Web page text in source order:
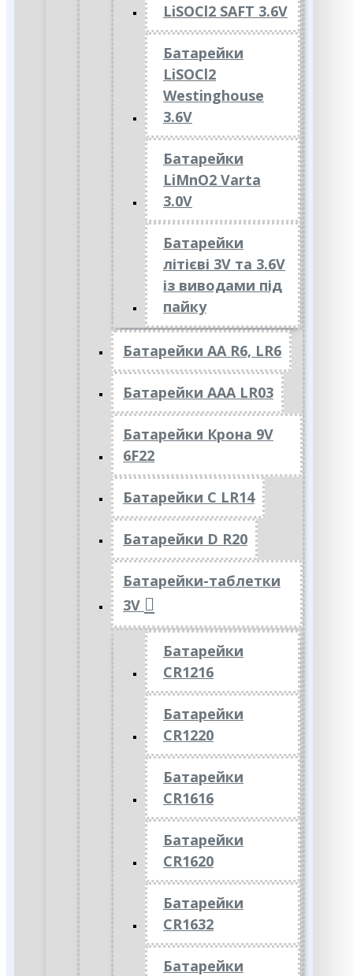
LiSOCl2 SAFT 3.6V
Батарейки
LiSOCl2
Westinghouse
3.6V
Батарейки
LiMnO2 Varta
3.0V
Батарейки
літієві 3V та 3.6V
із виводами під
пайку
Батарейки АА R6, LR6
Батарейки АAА LR03
Батарейки Крона 9V
6F22
Батарейки C LR14
Батарейки D R20
Батарейки-таблетки
3V
Батарейки
CR1216
Батарейки
CR1220
Батарейки
CR1616
Батарейки
CR1620
Батарейки
CR1632
Батарейки